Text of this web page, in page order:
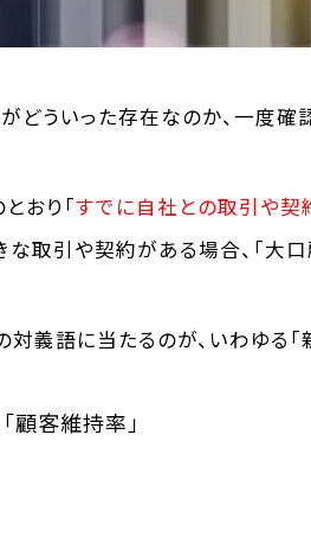
どういった存在なのか、一度確
おり「すでに自社との取引や契
な取引や契約がある場合、「大
義語に当たるのが、いわゆる「
顧客維持率」